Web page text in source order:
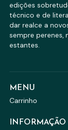
edições
técnico e de
dar realce a
sempre perenes,
estantes.
MENU
Carrinho
INFORMAÇÃO